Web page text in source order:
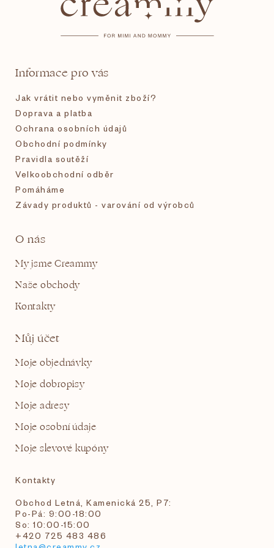
Informace pro vás
Jak vrátit nebo vyměnit zboží?
Doprava a platba
Ochrana osobních údajů
Obchodní podmínky
Pravidla soutěží
Velkoobchodní odběr
Pomáháme
Závady produktů - varování od výrobců
O nás
My jsme Creammy
Naše obchody
Kontakty
Můj účet
Moje objednávky
Moje dobropisy
Moje adresy
Moje osobní údaje
Moje slevové kupóny
Kontakty
Obchod Letná, Kamenická 25, P7:
Po-Pá: 9:00-18:00
So: 10:00-15:00
+420 725 483 486